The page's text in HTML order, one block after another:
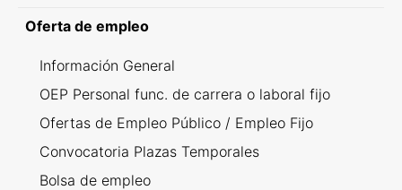
Oferta de empleo
Información General
OEP Personal func. de carrera o laboral fijo
Ofertas de Empleo Público / Empleo Fijo
Convocatoria Plazas Temporales
Bolsa de empleo